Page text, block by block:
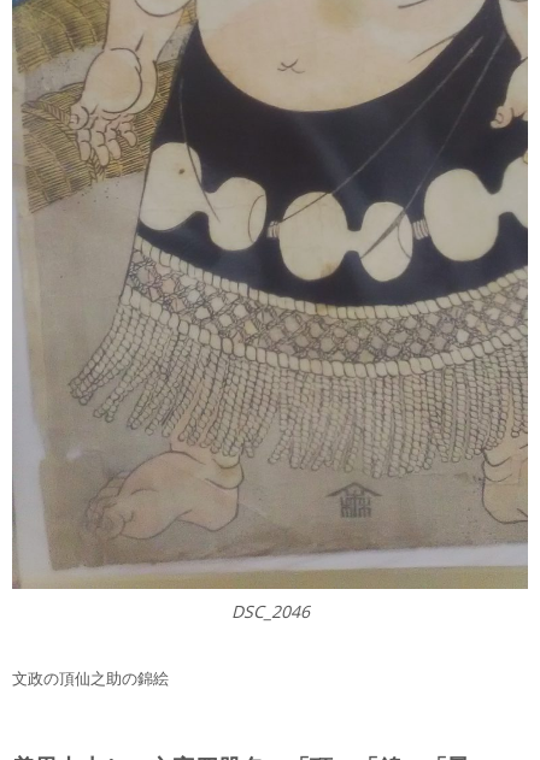
DSC_2046
文政の頂仙之助の錦絵